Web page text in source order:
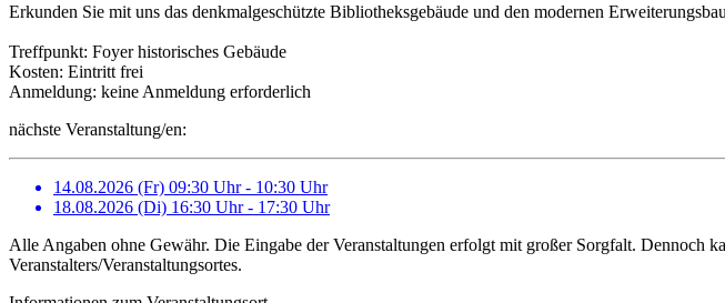
Erkunden Sie mit uns das denkmalgeschützte Bibliotheksgebäude und den modernen
Treffpunkt: Foyer historisches Gebäude
Kosten: Eintritt frei
Anmeldung: keine Anmeldung erforderlich
nächste Veranstaltung/en:
14.08.2026 (Fr) 09:30 Uhr - 10:30 Uhr
18.08.2026 (Di) 16:30 Uhr - 17:30 Uhr
Alle Angaben ohne Gewähr. Die Eingabe der Veranstaltungen erfolgt mit großer Sorgfalt. Dennoch
Veranstalters/Veranstaltungsortes.